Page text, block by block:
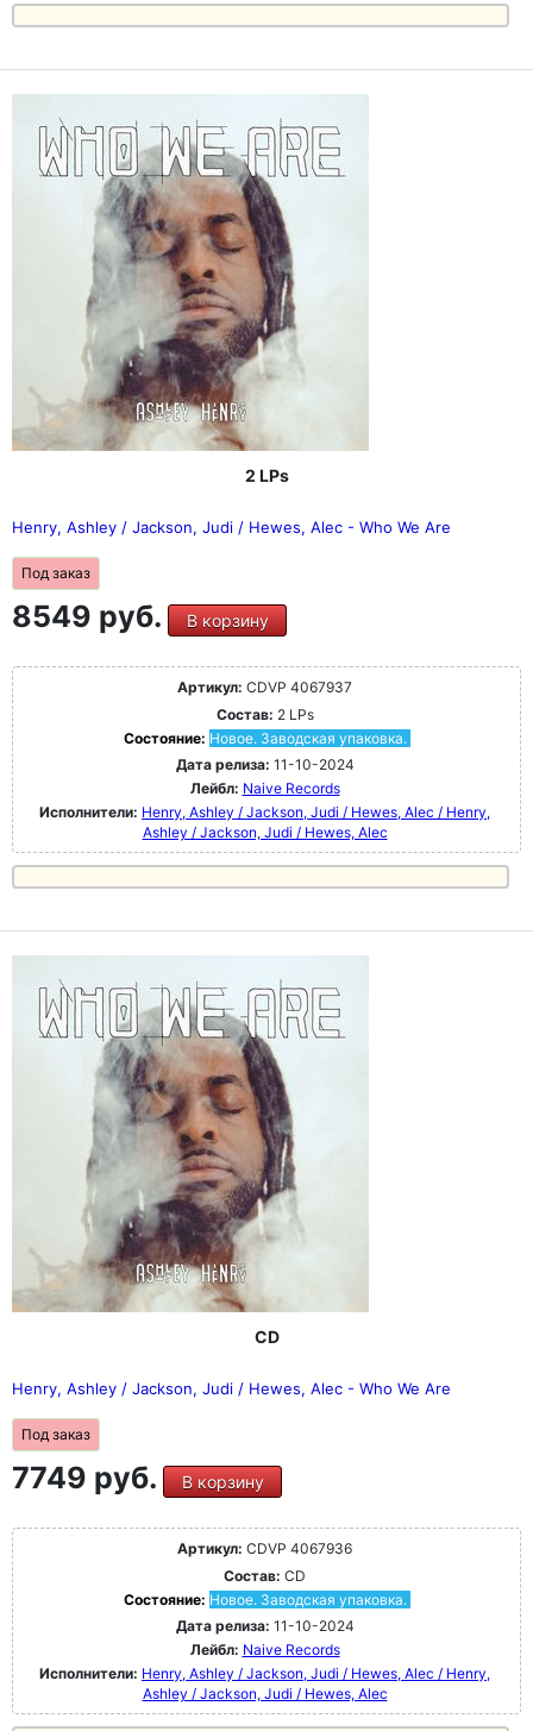
2 LPs
Henry, Ashley / Jackson, Judi / Hewes, Alec - Who We Are
Под заказ
8549 руб. В корзину
Артикул: CDVP 4067937
Состав: 2 LPs
Состояние: Новое. Заводская упаковка.
Дата релиза: 11-10-2024
Лейбл: Naive Records
Исполнители: Henry, Ashley / Jackson, Judi / Hewes, Alec / Henry,
Ashley / Jackson, Judi / Hewes, Alec
CD
Henry, Ashley / Jackson, Judi / Hewes, Alec - Who We Are
Под заказ
7749 руб. В корзину
Артикул: CDVP 4067936
Состав: CD
Состояние: Новое. Заводская упаковка.
Дата релиза: 11-10-2024
Лейбл: Naive Records
Исполнители: Henry, Ashley / Jackson, Judi / Hewes, Alec / Henry,
Ashley / Jackson, Judi / Hewes, Alec